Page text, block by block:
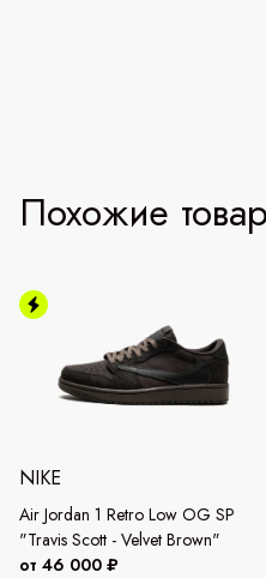
Похожие
NIKE
Air Jordan 1 Retro Low OG SP
"Travis Scott - Velvet Brown"
от 46 000 ₽